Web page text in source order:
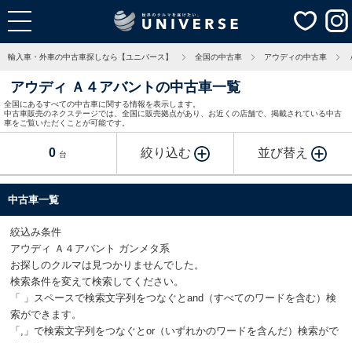
輸入車・外車の中古車探しなら【ユニバース】 全国の中古車 アウディの中古車
アウディ Ａ４アバントの中古車一覧
全国にあるすべての中古車に関する情報を表示します。
中古車販売のネクステージでは、全国に販売拠点があり、お近くの店舗で、掲載されている中古
車をご覧いただくことが可能です。
0 台 絞り込む 並び替え
中古車一覧
絞込み条件
アウディ Ａ４アバント ガンメタ系
お探しのクルマは見つかりませんでした。
検索条件を変えて検索してください。
「 」スペースで検索文字列をつなぐとand（すべてのワードを含む）検
索ができます。
「,」で検索文字列をつなぐとor（いずれかのワードを含んだ）検索がで